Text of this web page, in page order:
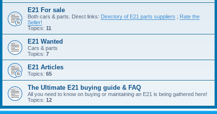
E21 For sale
Both cars & parts. Direct links: Directory of E21 parts suppliers ; Rate the
Seller!
Topics: 11
E21 Wanted
Cars & parts
Topics: 7
E21 Articles
Topics: 65
The Ultimate E21 buying guide & FAQ
All you need to know on buying or maintaining an E21 is being gathered here!
Topics: 12